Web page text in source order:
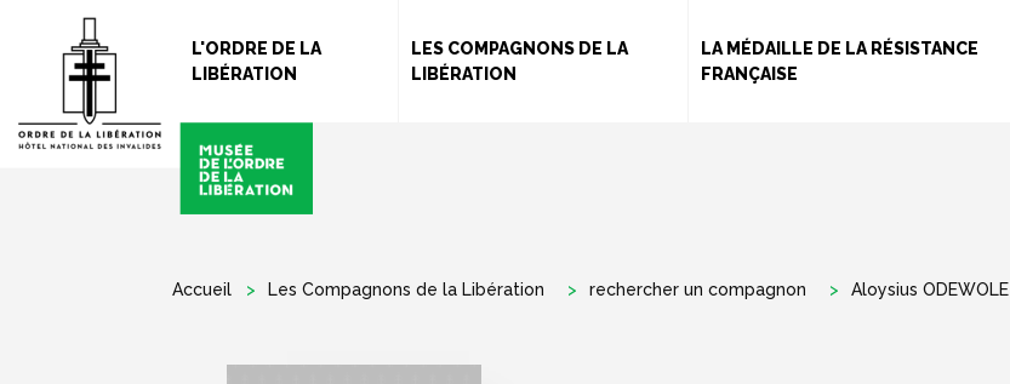
au
L'ORDRE DE LA
LIBÉRATION
LES COMPAGNONS DE LA
LIBÉRATION
LA MÉDAILLE DE LA RÉSISTANCE
FRANÇAISE
Accueil Les Compagnons de la Libération rechercher un compagnon Aloysius ODEWOLE